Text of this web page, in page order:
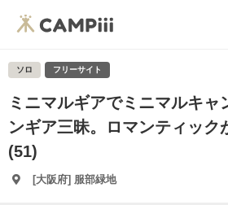
ソロ フリーサイト
ミニマルギアでミニマルキャ
ンギア三昧。ロマンティック
(51)
[大阪府] 服部緑地